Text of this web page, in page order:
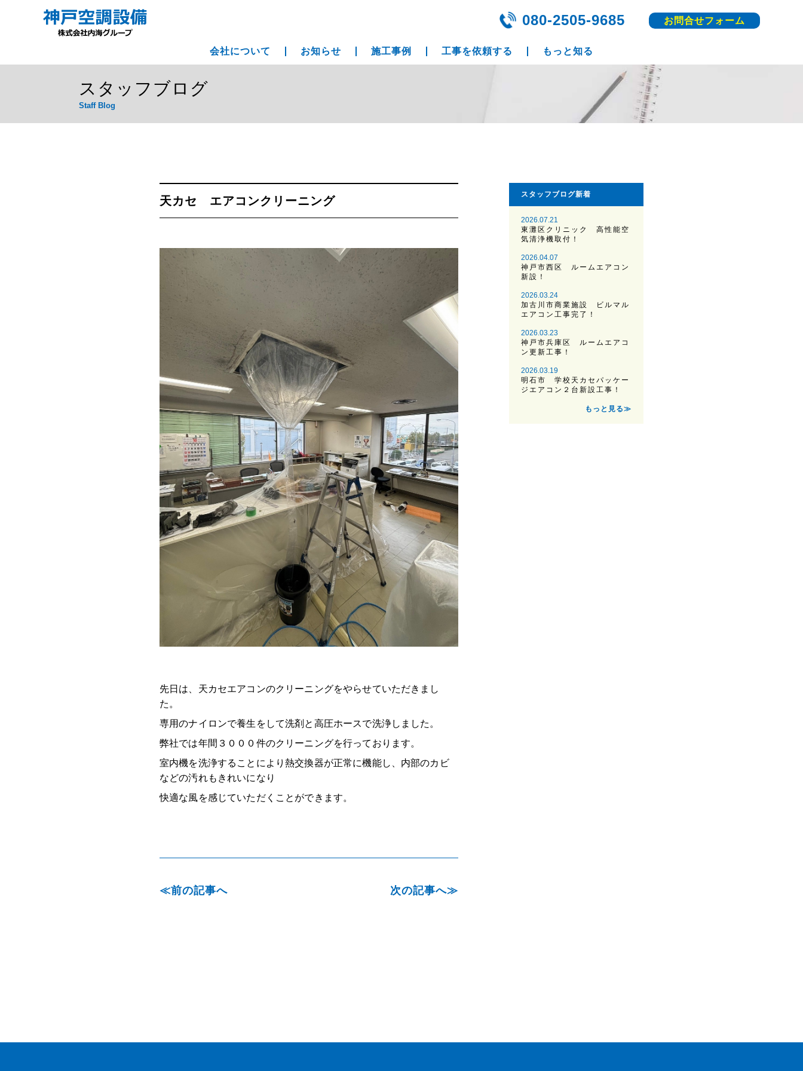
会社について お知らせ 施工事例 工事を依頼する もっと知る
080-2505-9685 お問合せフォーム
スタッフブログ
Staff Blog
天カセ エアコンクリーニング
先日は、天カセエアコンのクリーニングをやらせていただきまし
た。
専用のナイロンで養生をして洗剤と高圧ホースで洗浄しました。
弊社では年間３０００件のクリーニングを行っております。
室内機を洗浄することにより熱交換器が正常に機能し、内部のカビ
などの汚れもきれいになり
快適な風を感じていただくことができます。
前の記事へ 次の記事へ
スタッフブログ新着
2026.07.21
東灘区クリニック 高性能空
気清浄機取付！
2026.04.07
神戸市西区 ルームエアコン
新設！
2026.03.24
加古川市商業施設 ビルマル
エアコン工事完了！
2026.03.23
神戸市兵庫区 ルームエアコ
ン更新工事！
2026.03.19
明石市 学校天カセパッケー
ジエアコン２台新設工事！
もっと見る≫